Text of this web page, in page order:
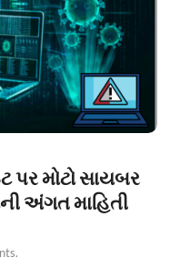
પર મોટો સાયબર
અંગત માહિતી